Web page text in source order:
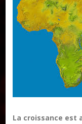
Publier un livre
Collections
Les ateliers
La croissance est